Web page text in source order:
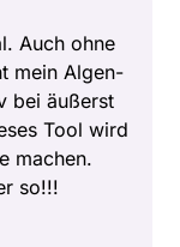
Auch ohne
mein Algen-
bei äußerst
Tool wird
machen.
so!!!